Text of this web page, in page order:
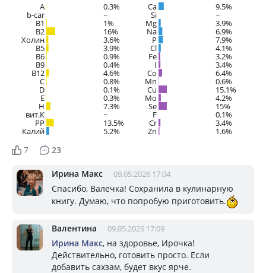
A
0.3%
b-car ~
В1 1%
B2 16%
Холин 3.6%
B5 3.9%
B6 0.9%
B9 0.4%
B12 4.6%
C 0.8%
D 0.1%
E 0.3%
H 7.3%
вит.К ~
PP 13.5%
Калий 5.2%
Ca 9.5%
Si ~
Mg 3.9%
Na 6.9%
P 7.9%
Cl 4.1%
Fe 3.2%
I 3.4%
Co 6.4%
Mn 0.6%
Cu 15.1%
Mo 4.2%
Se 15%
F 0.1%
Cr 3.4%
Zn 1.6%
7 23
Ирина Макс 09.05.2026 17:04
Спасибо, Валечка! Сохранила в кулинарную
книгу. Думаю, что попробую приготовить.
Валентина 09.05.2026 17:09
Ирина Макс, на здоровье, Ирочка!
Действительно, готовить просто. Если
добавить сахзам, будет вкус ярче.